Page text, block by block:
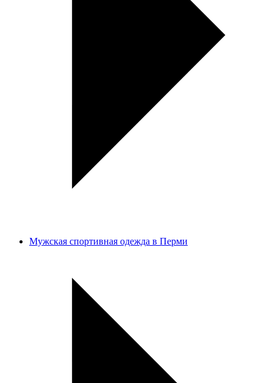
Мужская спортивная одежда в Перми